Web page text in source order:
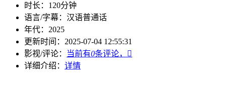
时长： 120分钟
语言/字幕： 汉语普通话
年代： 2025
更新时间： 2025-07-04 12:55:31
影视/评论：
当前有0条评论，

详细介绍： 详情